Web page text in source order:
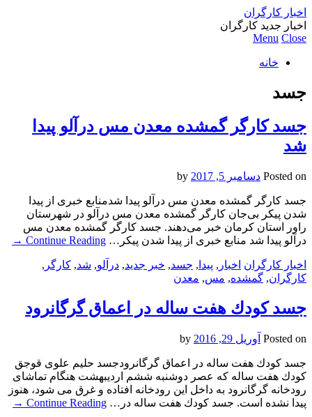
اخبار کارگران
اخبار جدید کارگران
Menu Close
خانه
جسد
جسد کارگر گمشده معدن مس درآلو پیدا
شد
Posted on دسامبر 5, 2017
جسد کارگر گمشده معدن مس درآلو پیدا شدمنابع خبری از پیدا
شدن پیکر بی‌جان کارگر گمشده معدن مس درآلو در شهرستان
راور استان کرمان خبر می‌دهند. جسد کارگر گمشده معدن مس
درآلو پیدا شد منابع خبری از پیدا شدن پیکر… Continue Reading
→
اخبار کارگران اخبار , پیدا , جسد, خبر جدید, درآلو, شد, کارگر ,
کارگران, گمشده, مس, معدن
جسد كودك هفت ساله در اعماق گرگانرود
Posted on آوریل 29, 2016
جسد كودك هفت ساله در اعماق گرگانرودجسد حلیم علوی قوجق
كودك هفت ساله كه عصر دوشنبه ششم اردیبهشت هنگام تماشای
رودخانه گرگانرود به داخل این رودخانه افتاده و غرق می شود، هنوز
پیدا نشده است. جسد كودك هفت ساله در… Continue Reading
→